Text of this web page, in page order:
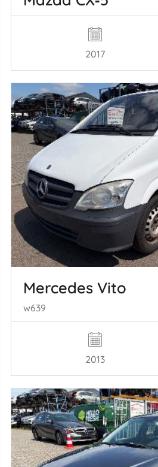
2017
Mercedes Vito
w639
2013